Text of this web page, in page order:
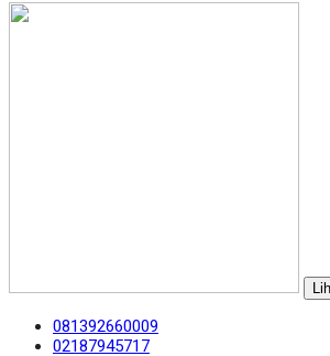
081392660009
02187945717